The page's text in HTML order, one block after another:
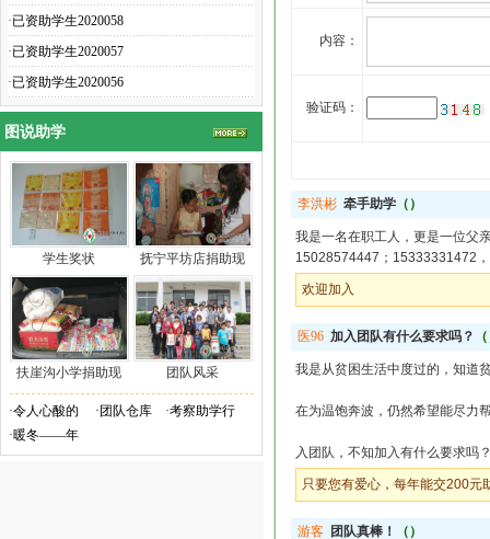
·已资助学生2020058
·已资助学生2020057
·已资助学生2020056
图说助学
学生奖状 抚宁平坊店捐助现
扶崖沟小学捐助现 团队风采
·令人心酸的 · 团队仓库 ·考察助学行
·暖冬——年
内容：
验证码：
李洪彬 牵手助学 （）
我是一名在职工人，更是一位父
15028574447；15333331472
欢迎加入
医96 加入团队有什么要求吗？
我是从贫困生活中度过的，知道
在为温饱奔波，仍然希望能尽力
入团队，不知加入有什么要求吗
只要您有爱心，每年能交200元
游客 团队真棒！ （）